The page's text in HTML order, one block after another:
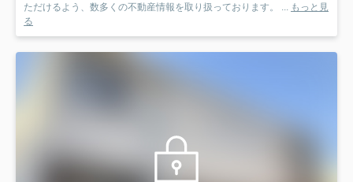
ただけるよう、数多くの不動産情報を取り扱っております。 ... もっと見
る